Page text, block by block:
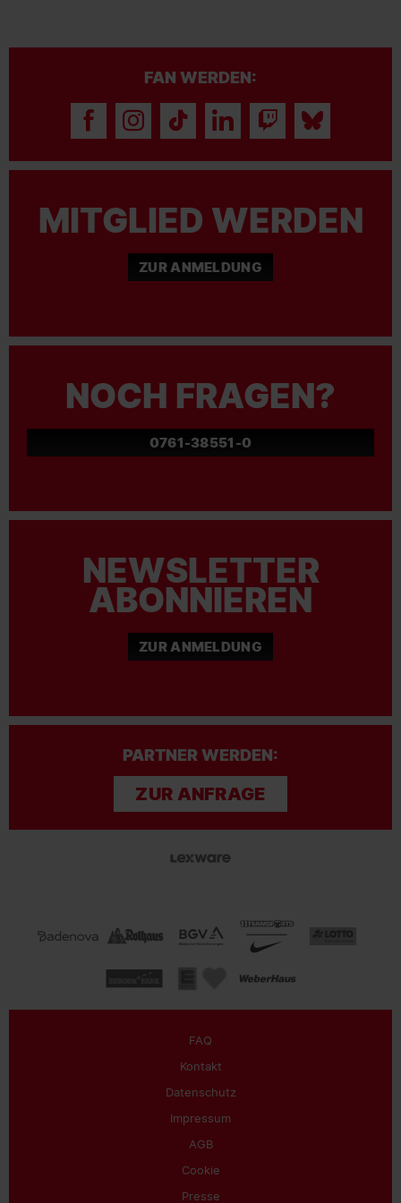
FAN WERDEN:
MITGLIED WERDEN
ZUR ANMELDUNG
NOCH FRAGEN?
0761-38551-0
NEWSLETTER
ABONNIEREN
ZUR ANMELDUNG
PARTNER WERDEN:
ZUR ANFRAGE
FAQ
Kontakt
Datenschutz
Impressum
AGB
Cookie
Presse